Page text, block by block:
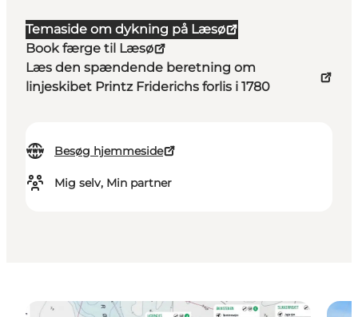
Temaside om dykning på Læsø
Book færge til Læsø
Læs den spændende beretning om
linjeskibet Printz Friderichs forlis i 1780
Besøg hjemmeside
Mig selv, Min partner